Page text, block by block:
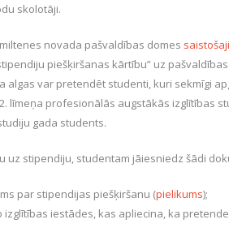
skolotāji.
novada pašvaldības domes
piešķiršanas kārtību” uz
algas var pretendēt studenti, kuri sekmīgi
līmeņa profesionālās augstākās izglītības
gada students.
uz stipendiju, studentam jāiesniedz šādi
par stipendijas piešķiršanu (pielikums);
izglītības iestādes, kas apliecina, ka